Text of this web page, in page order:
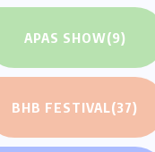
APAS SHOW(9)
BHB FESTIVAL(37)